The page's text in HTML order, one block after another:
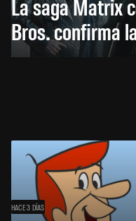
Bros. confirma
HACE 3 DÍAS